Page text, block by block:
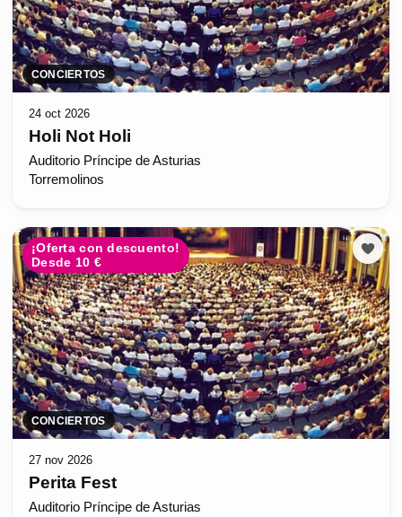
CONCIERTOS
24 oct 2026
Holi Not Holi
Auditorio Príncipe de Asturias
Torremolinos
¡Oferta con descuento!
Desde 10 €
CONCIERTOS
27 nov 2026
Perita Fest
Auditorio Príncipe de Asturias